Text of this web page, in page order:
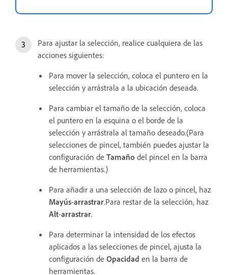
Para ajustar la selección, realice cualquiera de las
acciones siguientes:
Para mover la selección, coloca el puntero en la
selección y arrástrala a la ubicación deseada.
Para cambiar el tamaño de la selección, coloca
el puntero en la esquina o el borde de la
selección y arrástrala al tamaño deseado.(Para
selecciones de pincel, también puedes ajustar la
configuración de Tamaño del pincel en la barra
de herramientas.)
Para añadir a una selección de lazo o pincel, haz
Mayús-arrastrar.Para restar de la selección, haz
Alt-arrastrar.
Para determinar la intensidad de los efectos
aplicados a las selecciones de pincel, ajusta la
configuración de Opacidad en la barra de
herramientas.